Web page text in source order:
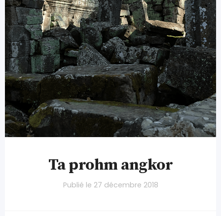
Ta prohm angkor
Publié le 27 décembre 2018